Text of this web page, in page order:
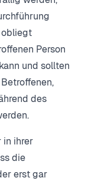
obliegt
Person
und sollten
des
in ihrer
die
erst gar